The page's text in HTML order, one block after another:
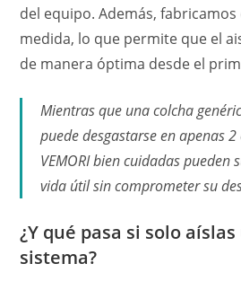
del equipo. Además, fabricamos
medida, lo que permite que el
de manera óptima desde el
Mientras que una colcha
puede desgastarse en apenas
VEMORI bien cuidadas pueden
vida útil sin comprometer su
¿Y qué pasa si solo
sistema?